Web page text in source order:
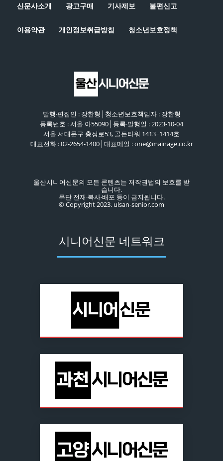
신문사소개 광고구매 기사제보 불편신고
이용약관 개인정보취급방침 청소년보호정책
발행·편집인 : 장한형│청소년보호책임자 : 장한형
등록번호 : 서울 아55090│등록·발행일 : 2023-10-04
서울 서대문구 충정로53, 골든타워 1413~1414호
대표전화 : 02-2654-1400│대표메일 : one@mainage.co.kr
울산시니어신문의 모든 콘텐츠는 저작권법의 보호를 받
습니다.
무단 전재·복사·배포 등이 금지됩니다.
© Copyright 2023. ulsan-senior.com
시니어신문 네트워크